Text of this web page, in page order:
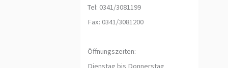
Tel: 0341/3081199
Fax: 0341/3081200
Öffnungszeiten:
Dienstag bis Donnerstag